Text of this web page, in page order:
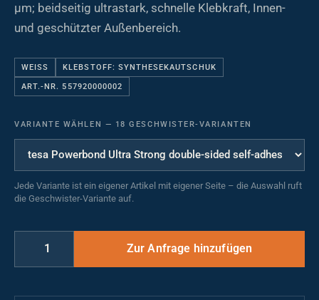
µm; beidseitig ultrastark, schnelle Klebkraft, Innen-
und geschützter Außenbereich.
WEISS KLEBSTOFF: SYNTHESEKAUTSCHUK
ART.-NR. 557920000002
VARIANTE WÄHLEN — 18 GESCHWISTER-VARIANTEN
Jede Variante ist ein eigener Artikel mit eigener Seite – die Auswahl ruft
die Geschwister-Variante auf.